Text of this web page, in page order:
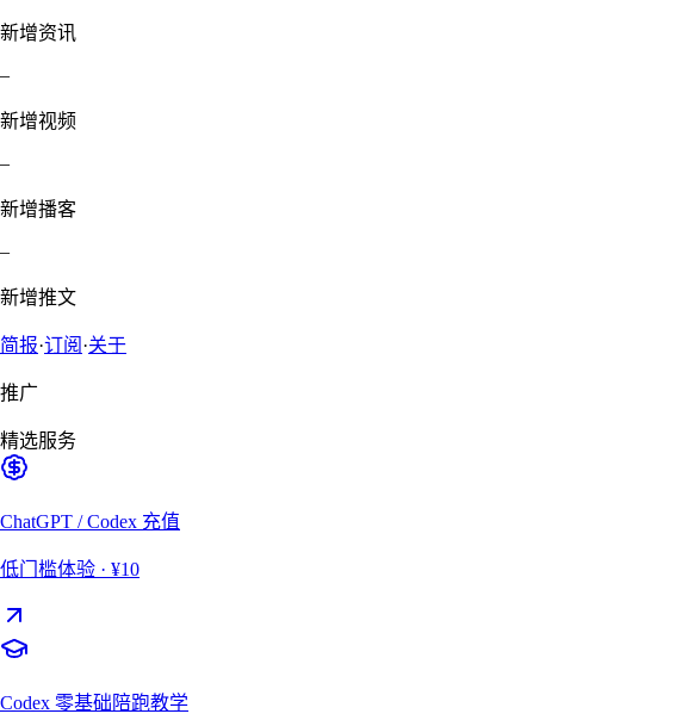
新增资讯
–
新增视频
–
新增播客
–
新增推文
简报·订阅 ·关于
推广
精选服务
ChatGPT / Codex 充值
低门槛体验 · ¥10
Codex 零基础陪跑教学